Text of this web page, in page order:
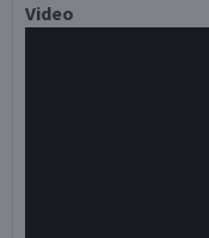
Video